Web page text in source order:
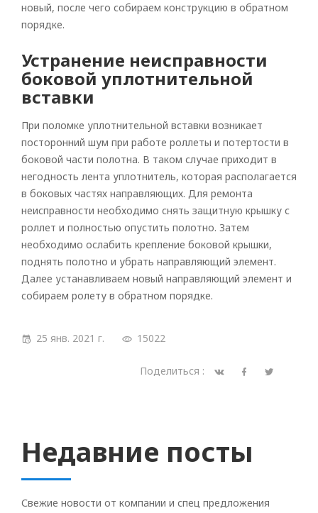
новый, после чего собираем конструкцию в обратном
порядке.
Устранение неисправности
боковой уплотнительной
вставки
При поломке уплотнительной вставки возникает
посторонний шум при работе роллеты и потертости в
боковой части полотна. В таком случае приходит в
негодность лента уплотнитель, которая располагается
в боковых частях направляющих. Для ремонта
неисправности необходимо снять защитную крышку с
роллет и полностью опустить полотно. Затем
необходимо ослабить крепление боковой крышки,
поднять полотно и убрать направляющий элемент.
Далее устанавливаем новый направляющий элемент и
собираем ролету в обратном порядке.
25 янв. 2021 г. 15022
Поделиться :
Недавние посты
Свежие новости от компании и спец предложения